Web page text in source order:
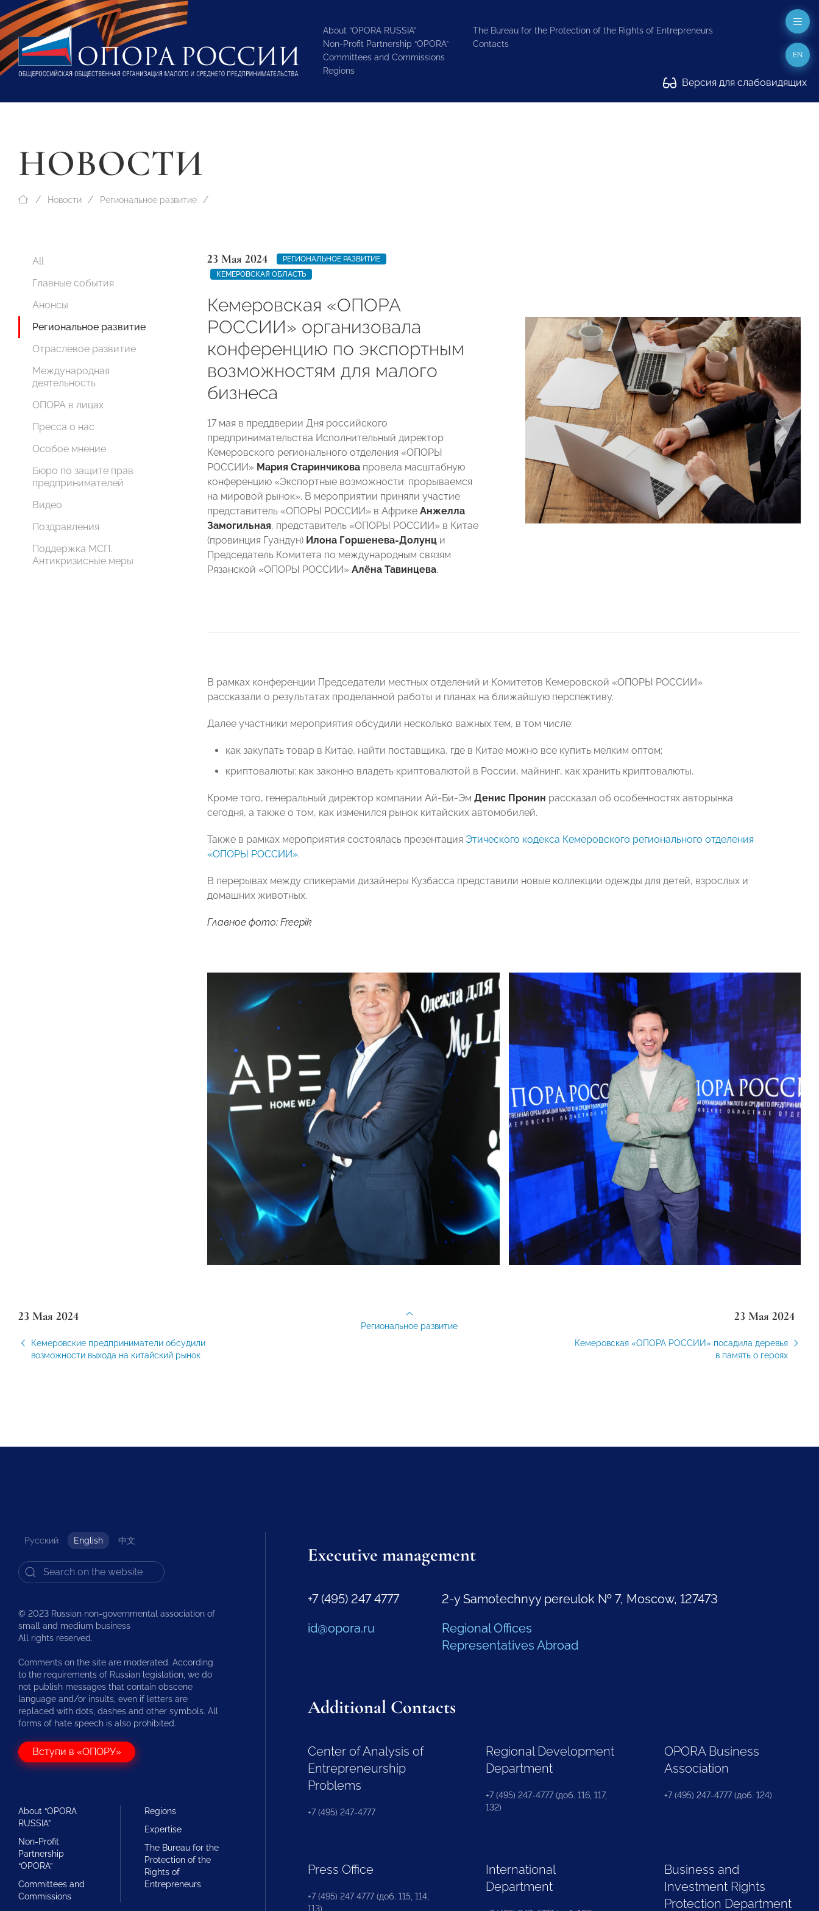
About “OPORA RUSSIA”
Non-Profit Partnership “OPORA”
Committees and Commissions
Regions
The Bureau for the Protection of the Rights of Entrepreneurs
Contacts
Версия для слабовидящих
EN
НОВОСТИ
Новости Региональное развитие
All
Главные события
Анонсы
Региональное развитие
Отраслевое развитие
Международная
деятельность
ОПОРА в лицах
Пресса о нас
Особое мнение
Бюро по защите прав
предпринимателей
Видео
Поздравления
Поддержка МСП.
Антикризисные меры
23 Мая 2024
РЕГИОНАЛЬНОЕ РАЗВИТИЕ
КЕМЕРОВСКАЯ ОБЛАСТЬ
Кемеровская «ОПОРА
РОССИИ» организовала
конференцию по экспортным
возможностям для малого
бизнеса
17 мая в преддверии Дня российского
предпринимательства Исполнительный директор
Кемеровского регионального отделения «ОПОРЫ
РОССИИ» Мария Старинчикова провела масштабную
конференцию «Экспортные возможности: прорываемся
на мировой рынок». В мероприятии приняли участие
представитель «ОПОРЫ РОССИИ» в Африке Анжелла
Замогильная, представитель «ОПОРЫ РОССИИ» в Китае
(провинция Гуандун) Илона Горшенева-Долунц и
Председатель Комитета по международным связям
Рязанской «ОПОРЫ РОССИИ» Алёна Тавинцева.
В рамках конференции Председатели местных отделений и Комитетов Кемеровской «ОПОРЫ РОССИИ»
рассказали о результатах проделанной работы и планах на ближайшую перспективу.
Далее участники мероприятия обсудили несколько важных тем, в том числе:
как закупать товар в Китае, найти поставщика, где в Китае можно все купить мелким оптом;
криптовалюты: как законно владеть криптовалютой в России, майнинг, как хранить криптовалюты.
Кроме того, генеральный директор компании Ай-Би-Эм Денис Пронин рассказал об особенностях авторынка
сегодня, а также о том, как изменился рынок китайских автомобилей.
Также в рамках мероприятия состоялась презентация Этического кодекса Кемеровского регионального отделения
«ОПОРЫ РОССИИ».
В перерывах между спикерами дизайнеры Кузбасса представили новые коллекции одежды для детей, взрослых и
домашних животных.
Главное фото: Freepik
23 Мая 2024
Кемеровские предприниматели обсудили
возможности выхода на китайский рынок
23 Мая 2024
Кемеровская «ОПОРА РОССИИ» посадила деревья
в память о героях
Региональное развитие
Русский English 中文
© 2023 Russian non-governmental association of
small and medium business
All rights reserved.
Comments on the site are moderated. According
to the requirements of Russian legislation, we do
not publish messages that contain obscene
language and/or insults, even if letters are
replaced with dots, dashes and other symbols. All
forms of hate speech is also prohibited.
Вступи в «ОПОРУ»
About “OPORA
RUSSIA”
Non-Profit
Partnership
“OPORA”
Committees and
Commissions
Regions
Expertise
The Bureau for the
Protection of the
Rights of
Entrepreneurs
Executive management
+7 (495) 247 4777
id@opora.ru
2-y Samotechnyy pereulok № 7, Moscow, 127473
Regional Offices
Representatives Abroad
Additional Contacts
Center of Analysis of
Entrepreneurship
Problems
+7 (495) 247-4777
Regional Development
Department
+7 (495) 247-4777 (доб. 116, 117,
132)
OPORA Business
Association
+7 (495) 247-4777 (доб. 124)
Press Office
+7 (495) 247 4777 (доб. 115, 114,
113)
International
Department
Business and
Investment Rights
Protection Department